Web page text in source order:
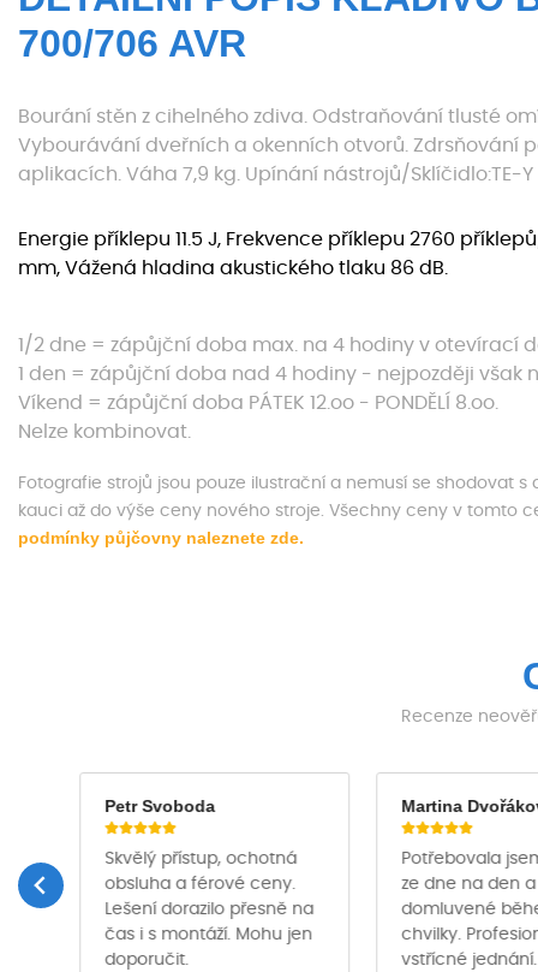
700/706 AVR
Bourání stěn z cihelného zdiva. Odstraňování tlusté
Vybourávání dveřních a okenních otvorů. Zdrsňování
aplikacích. Váha 7,9 kg. Upínání nástrojů/Sklíčidlo:TE-Y
Energie příklepu 11.5 J, Frekvence příklepu 2760
mm, Vážená hladina akustického tlaku 86 dB.
1/2 dne = zápůjční doba max. na 4 hodiny v otevírací
1 den = zápůjční doba nad 4 hodiny - nejpozději však
Víkend = zápůjční doba PÁTEK 12.oo - PONDĚLÍ 8.oo.
Nelze kombinovat.
Fotografie strojů jsou pouze ilustrační a nemusí se shodovat
kauci až do výše ceny nového stroje. Všechny ceny v tomto
podmínky půjčovny naleznete zde.
Recenze
Petr Svoboda
Skvělý přístup, ochotná
obsluha a férové ceny.
Lešení dorazilo přesně na
čas i s montáží. Mohu jen
doporučit.
Martina
Potřebovala
ze dne na den
domluvené
chvilky.
vstřícné jednání.